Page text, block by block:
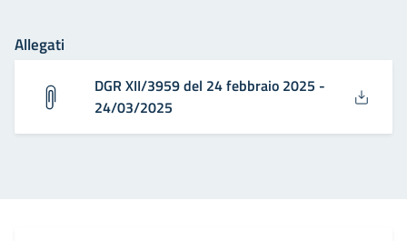
Allegati
DGR XII/3959 del 24 febbraio 2025 -
24/03/2025